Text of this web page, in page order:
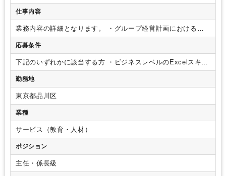
仕事内容
業務内容の詳細となります。
・グループ経営計画における事
業戦略立案、事業計画策定（短期、中期、長期）・経営陣と
連携し、中期経営計画の財務目標の策定
し、月次管理会計の実施
・営業及びマーケティング責任者と
協議し、売り上げ計画の策定
・KPI管理及び関連部門との連携
ゆくゆくは管理会計・予算策定業務以外にもグループ事業ポー
トフォリオ戦略立案・経営体制方針の検討支援・M&A戦略の策
定支援なども担っていただきます。
て会社の定める業務、就業規則の定めに従い出向を命じる場合
があり、その場合は出向先の定める業務を実施いただきます。
応募条件
下記のいずれかに該当する方 ・ビジネスレベルのExcelスキル
（vlookup、sumifs等の中上級関数、ピボットなど）・日商簿
記2級以上、または同等の知識をお持ちの方（経理実務は行い
ません）
（歓迎要件）
務経理部門や経営企画部門など）問わず、計数管理の経験があ
る方
勤務地
東京都品川区
業種
サービス（教育・人材）
ポジション
主任・係長級